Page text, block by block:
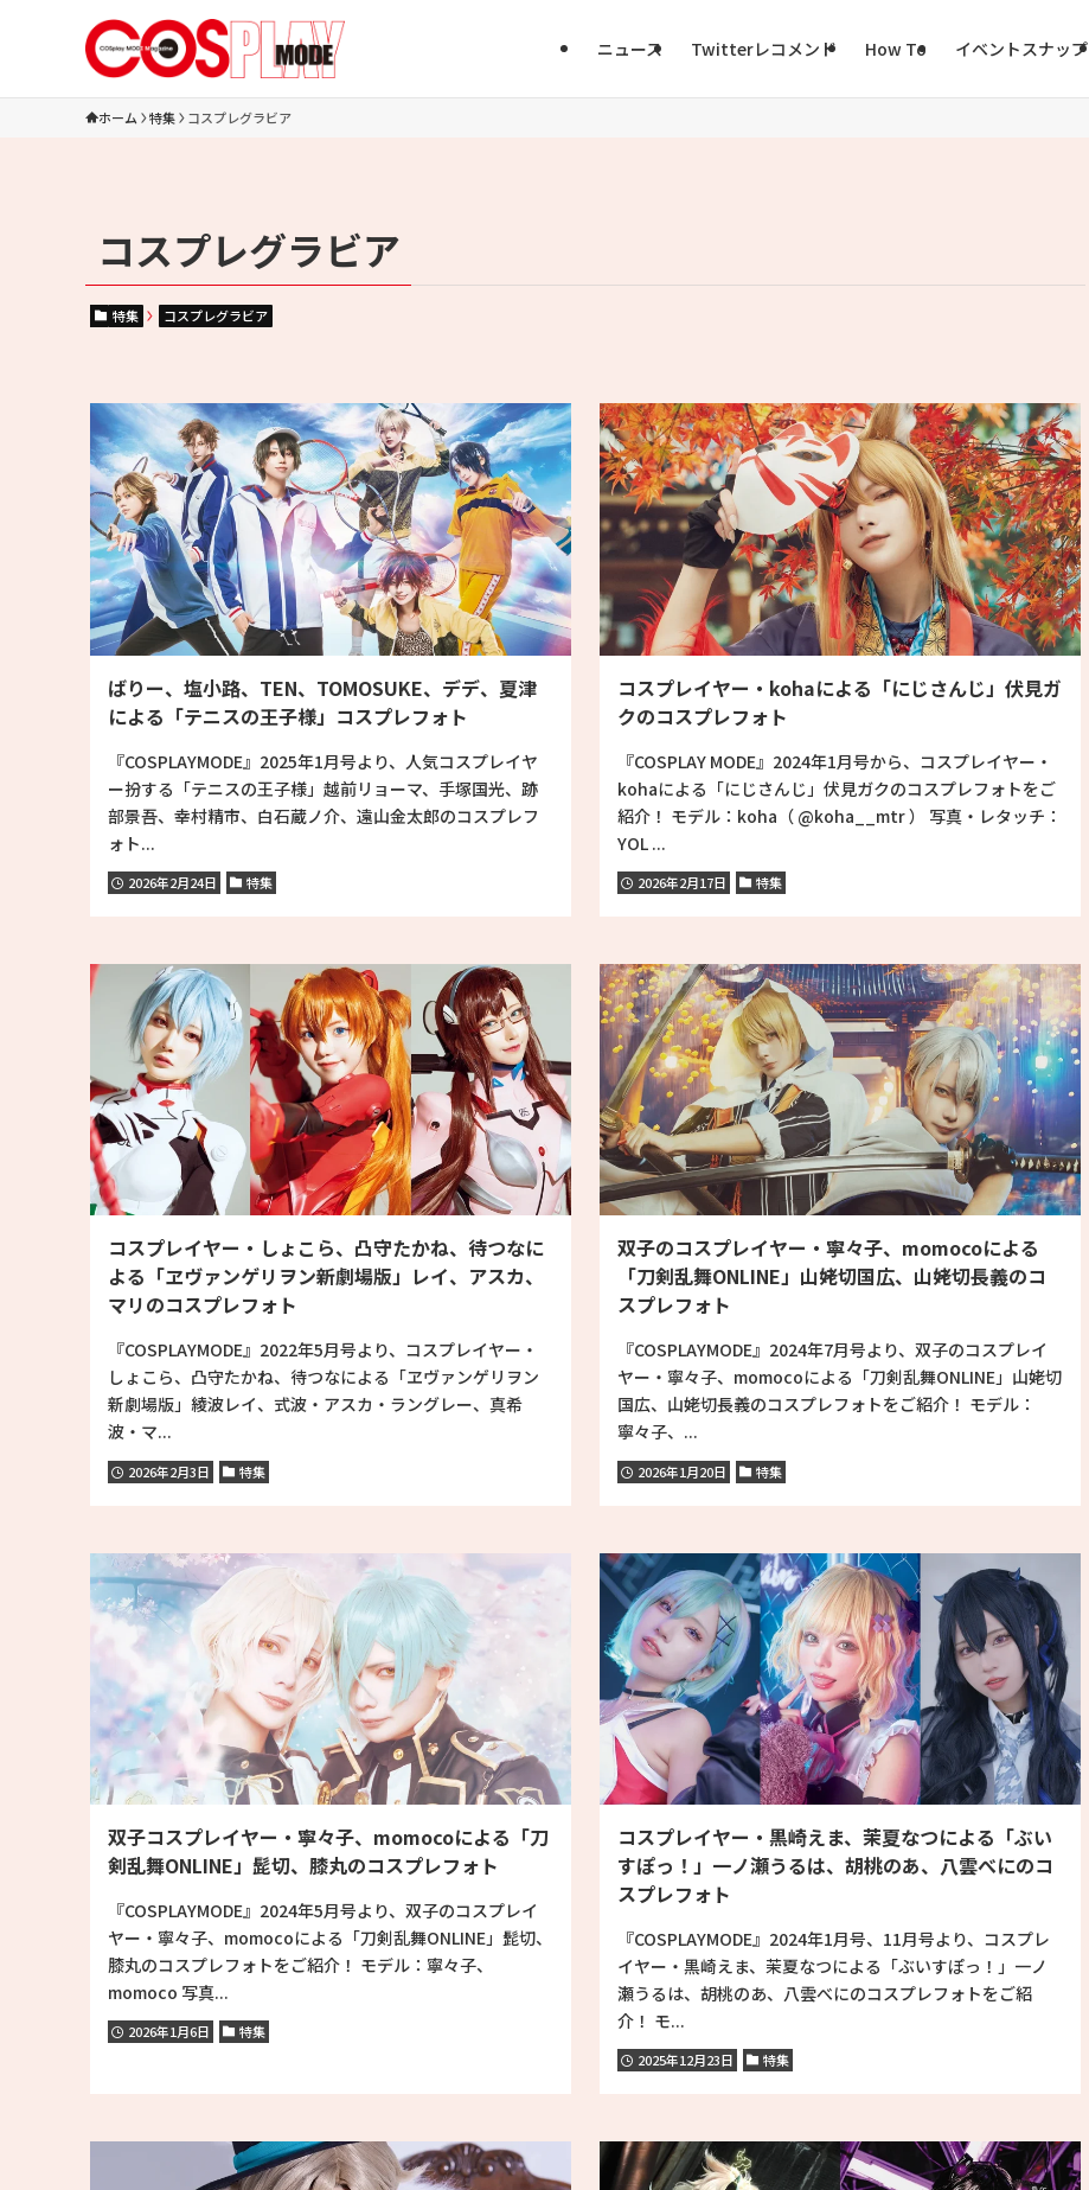
ニュース Twitterレコメンド How To イベントスナップ
ホーム 特集 コスプレグラビア
コスプレグラビア
特集 コスプレグラビア
ばりー、塩小路、TEN、TOMOSUKE、デデ、夏津
による「テニスの王子様」コスプレフォト
『COSPLAYMODE』2025年1月号より、人気コスプレイヤ
ー扮する「テニスの王子様」越前リョーマ、手塚国光、跡
部景吾、幸村精市、白石蔵ノ介、遠山金太郎のコスプレフ
ォト...
2026年2月24日 特集
コスプレイヤー・kohaによる「にじさんじ」伏見ガ
クのコスプレフォト
『COSPLAY MODE』2024年1月号から、コスプレイヤー・
kohaによる「にじさんじ」伏見ガクのコスプレフォトをご
紹介！ モデル：koha（ @koha__mtr ） 写真・レタッチ：
YOL ...
2026年2月17日 特集
コスプレイヤー・しょこら、凸守たかね、待つなに
よる「ヱヴァンゲリヲン新劇場版」レイ、アスカ、
マリのコスプレフォト
『COSPLAYMODE』2022年5月号より、コスプレイヤー・
しょこら、凸守たかね、待つなによる「ヱヴァンゲリヲン
新劇場版」綾波レイ、式波・アスカ・ラングレー、真希
波・マ...
2026年2月3日 特集
双子のコスプレイヤー・寧々子、momocoによる
「刀剣乱舞ONLINE」山姥切国広、山姥切長義のコ
スプレフォト
『COSPLAYMODE』2024年7月号より、双子のコスプレイ
ヤー・寧々子、momocoによる「刀剣乱舞ONLINE」山姥切
国広、山姥切長義のコスプレフォトをご紹介！ モデル：
寧々子、...
2026年1月20日 特集
双子コスプレイヤー・寧々子、momocoによる「刀
剣乱舞ONLINE」髭切、膝丸のコスプレフォト
『COSPLAYMODE』2024年5月号より、双子のコスプレイ
ヤー・寧々子、momocoによる「刀剣乱舞ONLINE」髭切、
膝丸のコスプレフォトをご紹介！ モデル：寧々子、
momoco 写真...
2026年1月6日 特集
コスプレイヤー・黒崎えま、茉夏なつによる「ぶい
すぽっ！」一ノ瀬うるは、胡桃のあ、八雲べにのコ
スプレフォト
『COSPLAYMODE』2024年1月号、11月号より、コスプレ
イヤー・黒崎えま、茉夏なつによる「ぶいすぽっ！」一ノ
瀬うるは、胡桃のあ、八雲べにのコスプレフォトをご紹
介！ モ...
2025年12月23日 特集